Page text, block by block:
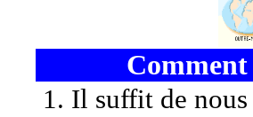
Il suffit de